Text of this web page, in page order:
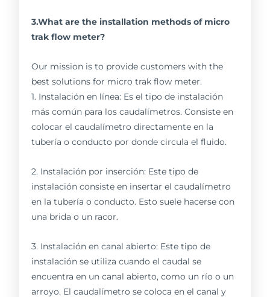
3.What are the installation methods of micro
trak flow meter?
Our mission is to provide customers with the
best solutions for micro trak flow meter.
1. Instalación en línea: Es el tipo de instalación
más común para los caudalímetros. Consiste en
colocar el caudalímetro directamente en la
tubería o conducto por donde circula el fluido.
2. Instalación por inserción: Este tipo de
instalación consiste en insertar el caudalímetro
en la tubería o conducto. Esto suele hacerse con
una brida o un racor.
3. Instalación en canal abierto: Este tipo de
instalación se utiliza cuando el caudal se
encuentra en un canal abierto, como un río o un
arroyo. El caudalímetro se coloca en el canal y